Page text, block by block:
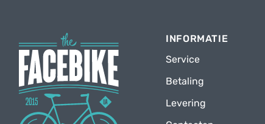
INFORMATIE
Service
Betaling
Levering